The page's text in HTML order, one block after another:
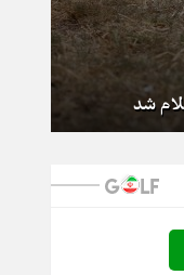
شد
فردا